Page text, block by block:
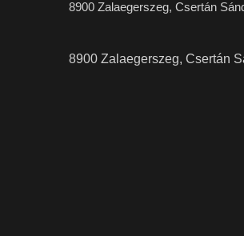
8900 Zalaegerszeg, Csertán
8900 Zalaegerszeg, Csertán